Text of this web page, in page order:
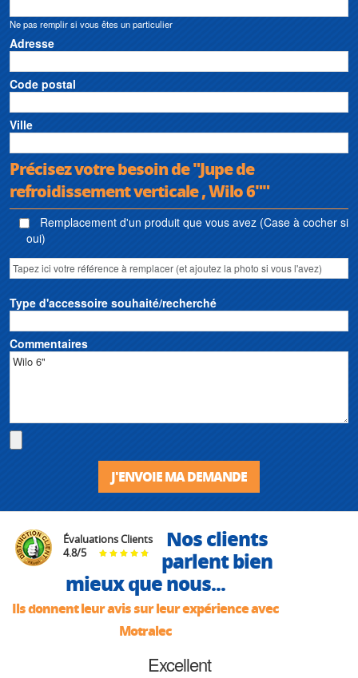
Ne pas remplir si vous êtes un particulier
Adresse
Code postal
Ville
Précisez votre besoin de "Jupe de
refroidissement verticale , Wilo 6""
Remplacement d'un produit que vous avez (Case à cocher si
oui)
Type d'accessoire souhaité/recherché
Commentaires
J'ENVOIE MA DEMANDE
Évaluations Clients
4.8/5
Nos clients
parlent bien
mieux que nous...
Ils donnent leur avis sur leur expérience avec
Motralec
Excellent